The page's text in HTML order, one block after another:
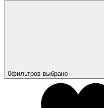
0фильтров выбрано